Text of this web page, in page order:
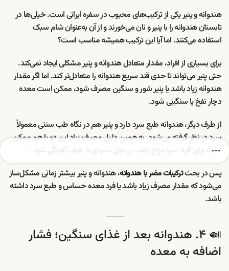
هندوانه و پنیر یکی از ترکیب‌های محبوب در سفره ایرانی است. خیلی‌ها در
تابستان هندوانه را با پنیر و نان می‌خورند و از آن به‌عنوان شام سبک
استفاده می‌کنند. اما آیا این ترکیب همیشه مناسب است؟
برای بسیاری از افراد، مقدار متعادل هندوانه و پنیر مشکلی ایجاد نمی‌کند.
حتی پنیر می‌تواند تا حدی قند سریع هندوانه را متعادل‌تر کند. اما اگر مقدار
هندوانه زیاد باشد یا پنیر شور و سنگین مصرف شود، ممکن است معده
دچار نفخ یا سنگینی شود.
از طرف دیگر، هندوانه طبع سرد دارد و پنیر هم در نگاه طب سنتی معمولاً
سرد در نظر گرفته می‌شود. به همین دلیل مصرف زیاد این دو با هم ممکن
است برای افراد سردمزاج باعث بی‌حالی، سردی یا خواب‌آلودگی شود.
پس در بحثترکیبات مضر با هندوانه، هندوانه و پنیر بیشتر زمانی مشکل‌ساز
می‌شود که مقدار مصرف زیاد باشد یا فرد معده حساس و طبع سرد داشته
باشد.
🍛 ۴. هندوانه بعد از غذای سنگین؛ فشار
اضافه به معده